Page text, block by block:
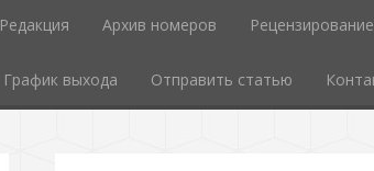
Редакция Архив номеров Рецензирование
График выхода Отправить статью